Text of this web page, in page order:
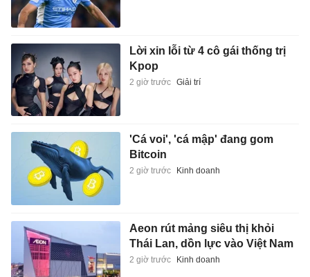
Lời xin lỗi từ 4 cô gái thống trị
Kpop
2 giờ trước Giải trí
'Cá voi', 'cá mập' đang gom
Bitcoin
2 giờ trước Kinh doanh
Aeon rút mảng siêu thị khỏi
Thái Lan, dồn lực vào Việt Nam
2 giờ trước Kinh doanh